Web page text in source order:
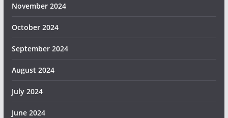
November 2024
October 2024
September 2024
August 2024
July 2024
June 2024